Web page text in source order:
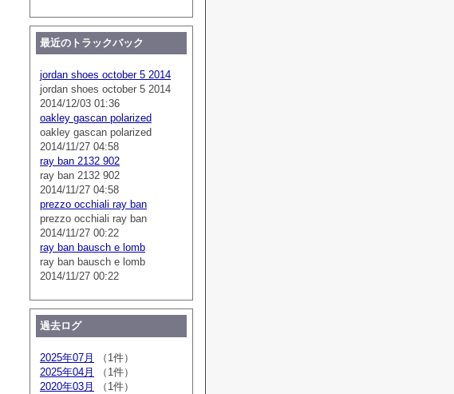
最近のトラックバック
jordan shoes october 5 2014
jordan shoes october 5 2014
2014/12/03 01:36
oakley gascan polarized
oakley gascan polarized
2014/11/27 04:58
ray ban 2132 902
ray ban 2132 902
2014/11/27 04:58
prezzo occhiali ray ban
prezzo occhiali ray ban
2014/11/27 00:22
ray ban bausch e lomb
ray ban bausch e lomb
2014/11/27 00:22
過去ログ
2025年07月
（1件）
2025年04月
（1件）
2020年03月
（1件）